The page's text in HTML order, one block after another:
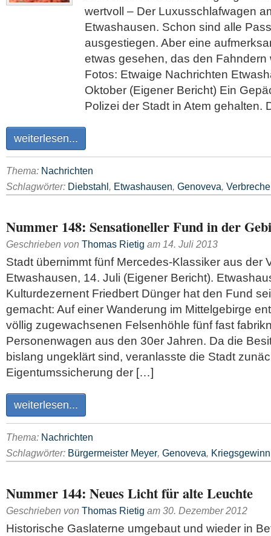
wertvoll – Der Luxusschlafwagen
Etwashausen. Schon sind alle
ausgestiegen. Aber eine
etwas gesehen, das den Fahndern
Fotos: Etwaige Nachrichten
Oktober (Eigener Bericht) Ein
Polizei der Stadt in Atem gehalten.
weiterlesen...
Thema: Nachrichten
Schlagwörter: Diebstahl, Etwashausen, Genoveva,
Nummer 148: Sensationeller Fund in der
Geschrieben von Thomas Rietig am 14. Juli 2013
Stadt übernimmt fünf Mercedes-Klassiker aus der
Etwashausen, 14. Juli (Eigener Bericht).
Kulturdezernent Friedbert Dünger hat den Fund
gemacht: Auf einer Wanderung im Mittelgebirge
völlig zugewachsenen Felsenhöhle fünf fast
Personenwagen aus den 30er Jahren. Da die
bislang ungeklärt sind, veranlasste die Stadt
Eigentumssicherung der […]
weiterlesen...
Thema: Nachrichten
Schlagwörter: Bürgermeister Meyer, Genoveva,
Nummer 144: Neues Licht für alte Leuchte
Geschrieben von Thomas Rietig am 30. Dezember 2012
Historische Gaslaterne umgebaut und wieder in